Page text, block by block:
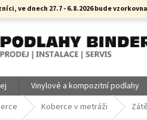
ve dnech 27.7 - 6.8.2026 bude
Vinylové a kompozitní podlahy
Koberce v metráži